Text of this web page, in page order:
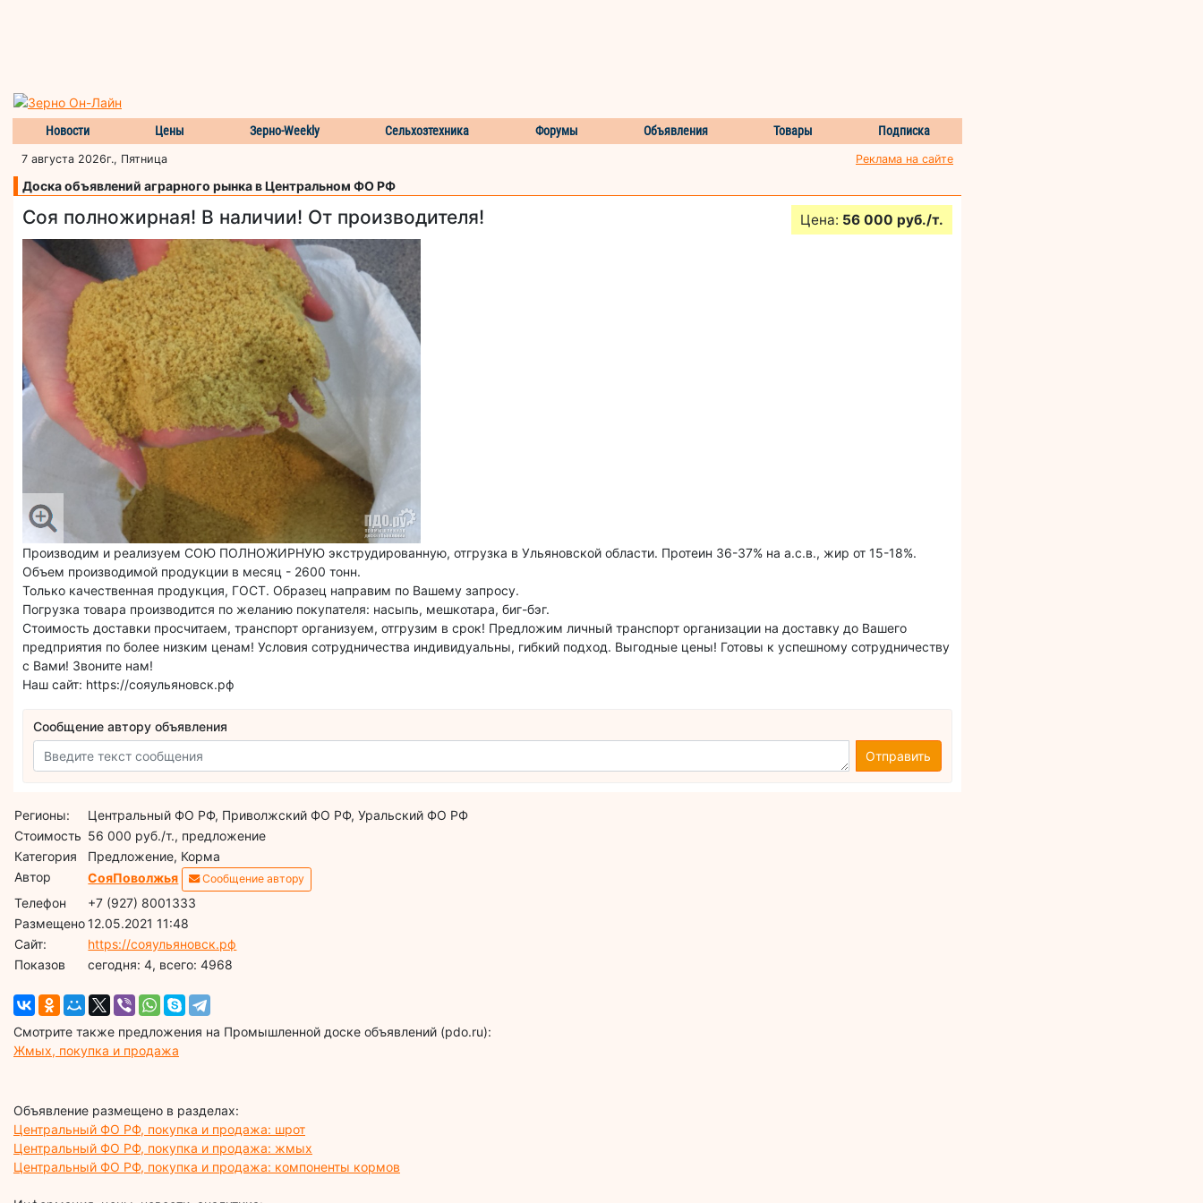
Новости Цены Зерно-Weekly Сельхозтехника Форумы Объявления Товары Подписка
7 августа 2026г., Пятница Реклама на сайте
Доска объявлений аграрного рынка в Центральном ФО РФ
Соя полножирная! В наличии! От производителя! Цена: 56 000 руб./т.
Производим и реализуем СОЮ ПОЛНОЖИРНУЮ экструдированную, отгрузка в Ульяновской области. Протеин 36-37% на а.с.в., жир от 15-18%.
Объем производимой продукции в месяц - 2600 тонн.
Только качественная продукция, ГОСТ. Образец направим по Вашему запросу.
Погрузка товара производится по желанию покупателя: насыпь, мешкотара, биг-бэг.
Стоимость доставки просчитаем, транспорт организуем, отгрузим в срок! Предложим личный транспорт организации на доставку до Вашего
предприятия по более низким ценам! Условия сотрудничества индивидуальны, гибкий подход. Выгодные цены! Готовы к успешному сотрудничеству
с Вами! Звоните нам!
Наш сайт: https://сояульяновск.рф
Сообщение автору объявления
Отправить
Регионы:
Центральный ФО РФ, Приволжский ФО РФ, Уральский ФО РФ
Стоимость 56 000 руб./т., предложение
Категория
Предложение, Корма
Автор
СояПоволжья Сообщение автору
Телефон
+7 (927) 8001333
Размещено12.05.2021 11:48
Сайт:
https://сояульяновск.рф
Показов
cегодня: 4, всего: 4968
Смотрите также предложения на Промышленной доске объявлений (pdo.ru):
Жмых, покупка и продажа
Объявление размещено в разделах:
Центральный ФО РФ, покупка и продажа: шрот
Центральный ФО РФ, покупка и продажа: жмых
Центральный ФО РФ, покупка и продажа: компоненты кормов